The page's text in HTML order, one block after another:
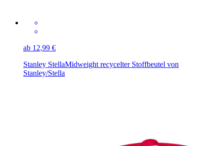
ab 12,99 €
Stanley StellaMidweight recycelter Stoffbeutel von
Stanley/Stella